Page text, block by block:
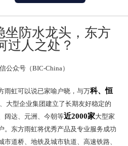
坐防水龙头，东方
过人之处？
公众号（BIC-China）
雨虹可以说已家喻户晓，与万科、恒
大型企业集团建立了长期友好稳定的
阔达、元洲、今朝等近2000家大型家
。东方雨虹将优秀产品及专业服务成功
道桥、地铁及城市轨道、高速铁路、